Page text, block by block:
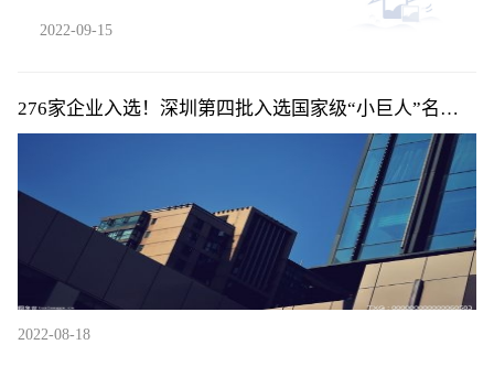
2022-09-15
276家企业入选！深圳第四批入选国家级“小巨人”名单
公布
2022-08-18